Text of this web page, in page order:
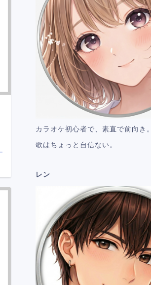
カラオケ初心者で、素直で前向き。
歌はちょっと自信ない。
レン